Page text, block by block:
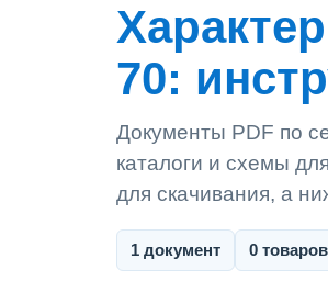
70:
Документы PDF по
каталоги и схемы
для скачивания, а
1 документ 0 товаров